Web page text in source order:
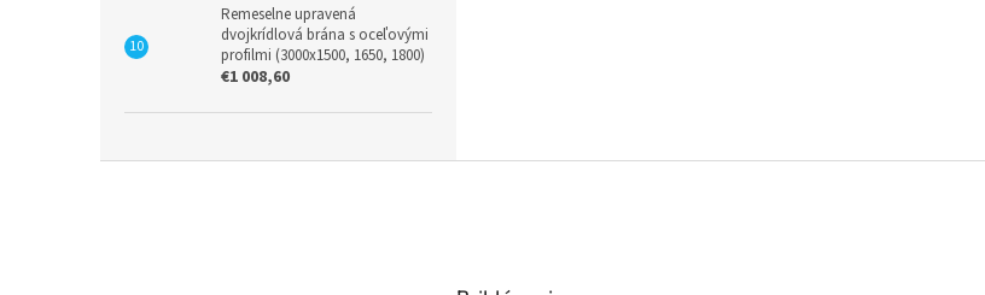
Remeselne upravená
dvojkrídlová brána s oceľovými
profilmi (3000x1500, 1650, 1800)
€1 008,60